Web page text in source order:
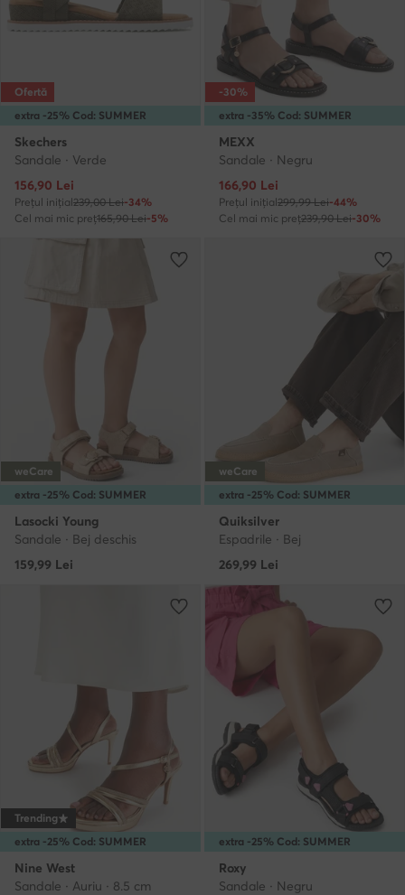
extra -25% Cod: SUMMER
Ofertă
Skechers
Sandale · Verde
Prețul actual
156,90 Lei
Prețul inițial239,00 Lei-34%
Cel mai mic preț165,90 Lei-5%
extra -35% Cod: SUMMER
-30%
MEXX
Sandale · Negru
Prețul actual
166,90 Lei
Prețul inițial299,99 Lei-44%
Cel mai mic preț239,90 Lei-30%
extra -25% Cod: SUMMER
weCare
Lasocki Young
Sandale · Bej deschis
159,99 Lei
extra -25% Cod: SUMMER
weCare
Quiksilver
Espadrile · Bej
269,99 Lei
extra -25% Cod: SUMMER
Trending
Nine West
Sandale · Auriu · 8.5 cm
extra -25% Cod: SUMMER
Roxy
Sandale · Negru